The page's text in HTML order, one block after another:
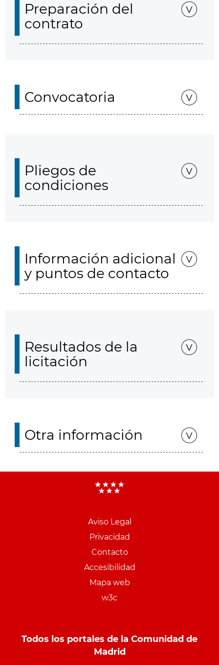
Preparación del
contrato
Convocatoria
Pliegos de
condiciones
Información adicional
y puntos de contacto
Resultados de la
licitación
Otra información
Aviso Legal
Privacidad
Contacto
Accesibilidad
Mapa web
w3c
Todos los portales de la Comunidad de
Madrid